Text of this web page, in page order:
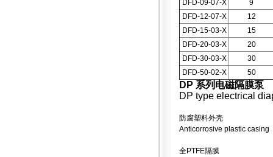
DFD-09-07-X
9
DFD-12-07-X
12
DFD-15-03-X
15
DFD-20-03-X
20
DFD-30-03-X
30
DFD-50-02-X
50
DP 系列电磁隔膜泵
DP type electrical
防腐塑料外壳
Anticorrosive plastic casing
全PTFE隔膜